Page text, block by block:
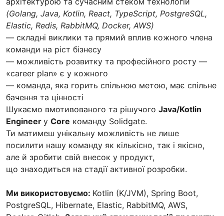
(Golang, Java, Kotlin, React, TypeScript, PostgreSQL,
Elastic, Redis, RabbitMQ, Docker, AWS)
— складні виклики та прямий вплив кожного члена
команди на ріст бізнесу
— можливість розвитку та професійного росту —
«career plan» є у кожного
— команда, яка горить спільною метою, має спільне
бачення та цінності
Шукаємо вмотивованого та рішучого Java/Kotlin
Engineer у Core команду Solidgate.
Ти матимеш унікальну можливість не лише
посилити нашу команду як кількісно, так і якісно,
але й зробити свій внесок у продукт,
що знаходиться на стадії активної розробки.
Ми використовуємо: Kotlin (K/JVM), Spring Boot,
PostgreSQL, Hibernate, Elastic, RabbitMQ, AWS,